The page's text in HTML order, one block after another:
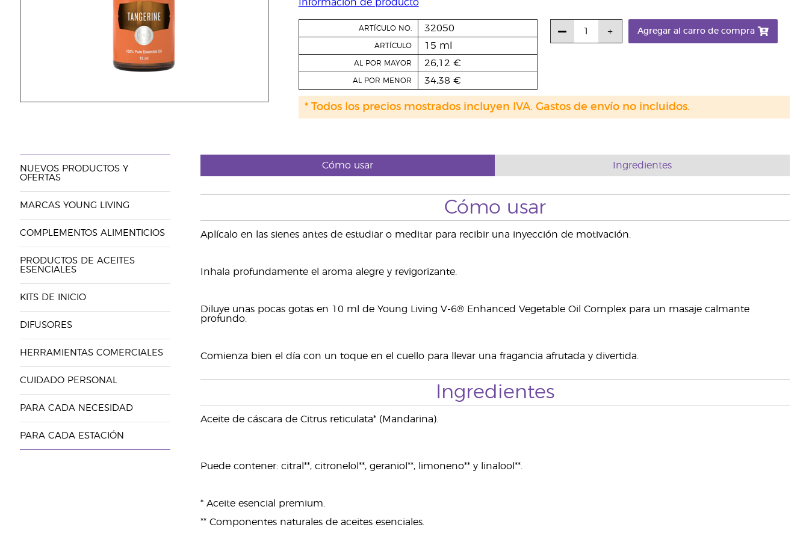
Información de producto
ARTÍCULO NO. 32050
ARTÍCULO 15 ml
AL POR MAYOR 26,12 €
AL POR MENOR 34,38 €
Agregar al carro de compra
* Todos los precios mostrados incluyen IVA. Gastos de envío no incluidos.
NUEVOS PRODUCTOS Y
OFERTAS
MARCAS YOUNG LIVING
COMPLEMENTOS ALIMENTICIOS
PRODUCTOS DE ACEITES
ESENCIALES
KITS DE INICIO
DIFUSORES
HERRAMIENTAS COMERCIALES
CUIDADO PERSONAL
PARA CADA NECESIDAD
PARA CADA ESTACIÓN
Cómo usar Ingredientes
Cómo usar
Aplícalo en las sienes antes de estudiar o meditar para recibir una inyección de motivación.
Inhala profundamente el aroma alegre y revigorizante.
Diluye unas pocas gotas en 10 ml de Young Living V-6® Enhanced Vegetable Oil Complex para un masaje calmante
profundo.
Comienza bien el día con un toque en el cuello para llevar una fragancia afrutada y divertida.
Ingredientes
Aceite de cáscara de Citrus reticulata* (Mandarina).
Puede contener: citral**, citronelol**, geraniol**, limoneno** y linalool**.
* Aceite esencial premium.
** Componentes naturales de aceites esenciales.